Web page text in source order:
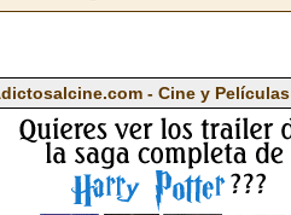
- Cine y Películas